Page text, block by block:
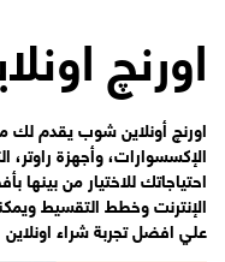
اورنچ
اورنچ أونلاين شوب يقدم لك
الإكسسوارات، وأجهزة راوتر،
احتياجاتك للاختيار من
الإنترنت وخطط التقسيط
علي افضل تجربة شراء اونلاين